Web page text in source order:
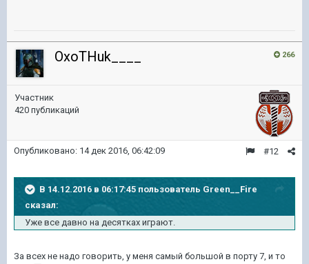
266
OxoTHuk____
Участник
420 публикаций
#12
Опубликовано: 14 дек 2016, 06:42:09
В 14.12.2016 в 06:17:45 пользователь Green__Fire
сказал:
Уже все давно на десятках играют.
За всех не надо говорить, у меня самый большой в порту 7, и то